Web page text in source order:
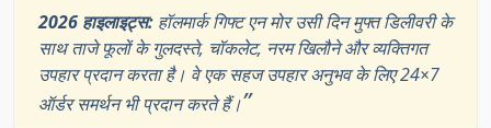
2026 हाइलाइट्स: हॉलमार्क गिफ्ट एन मोर उसी दिन मुफ्त डिलीवरी के
साथ ताजे फूलों के गुलदस्ते, चॉकलेट, नरम खिलौने और व्यक्तिगत
उपहार प्रदान करता है। वे एक सहज उपहार अनुभव के लिए 24×7
ऑर्डर समर्थन भी प्रदान करते हैं।”